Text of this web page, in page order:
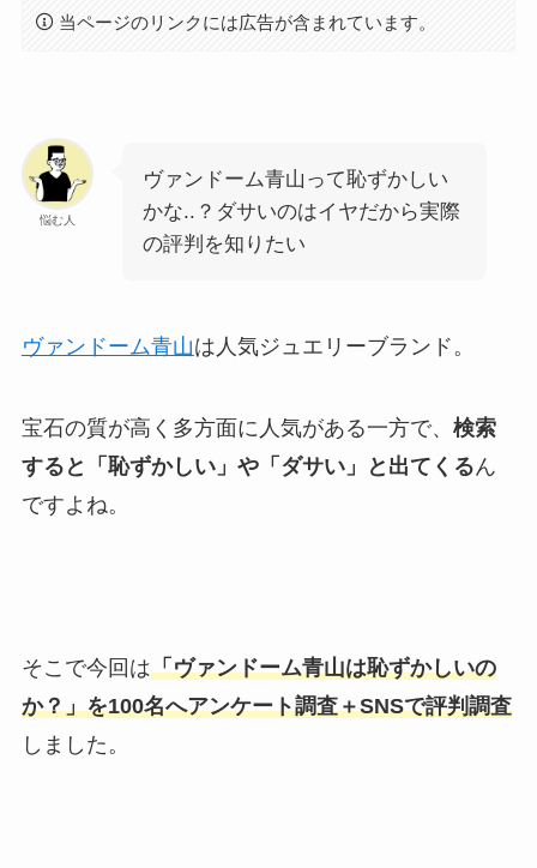
当ページのリンクには広告が含まれています。
悩む人
ヴァンドーム青山って恥ずかしい
かな..？ダサいのはイヤだから実際
の評判を知りたい
ヴァンドーム青山は人気ジュエリーブランド。
宝石の質が高く多方面に人気がある一方で、 検索
すると「恥ずかしい」や「ダサい」と出てくるん
ですよね。
そこで今回は「ヴァンドーム青山は恥ずかしいの
か？」を100名へアンケート調査＋SNSで評判調査
しました。